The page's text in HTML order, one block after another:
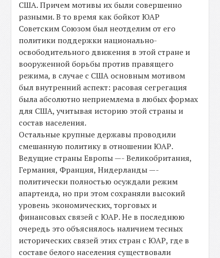
США. Причем мотивы их были совершенно
разными. В то время как бойкот ЮАР
Советским Союзом был неотделим от его
политики поддержки национально-
освободительного движения в этой стране и
вооруженной борьбы против правящего
режима, в случае с США основным мотивом
был внутренний аспект: расовая сегрегация
была абсолютно неприемлема в любых формах
для США, учитывая историю этой страны и
состав населения.
Остальные крупные державы проводили
смешанную политику в отношении ЮАР.
Ведущие страны Европы —- Великобритания,
Германия, Франция, Нидерланды —-
политически полностью осуждали режим
апартеида, но при этом сохраняли высокий
уровень экономических, торговых и
финансовых связей с ЮАР. Не в последнюю
очередь это объяснялось наличием тесных
исторических связей этих стран с ЮАР, где в
составе белого населения существовали